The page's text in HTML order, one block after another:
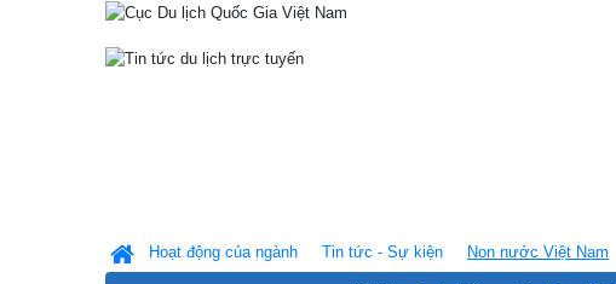
Hoạt động của ngành Tin tức - Sự kiện Non nước Việt Nam